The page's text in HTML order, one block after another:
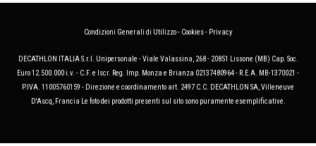
Condizioni Generali di Utilizzo- Cookies- Privacy
DECATHLON ITALIA S.r.l. Unipersonale - Viale Valassina, 268 - 20851 Lissone (MB) Cap. Soc.
Euro 12.500.000 i.v. - C.F. e Iscr. Reg. Imp. Monza e Brianza 02137480964 - R.E.A. MB-1370021 -
P.IVA. 11005760159 - Direzione e coordinamento art. 2497 C.C. DECATHLON SA, Villeneuve
D'Ascq, Francia Le foto dei prodotti presenti sul sito sono puramente esemplificative.